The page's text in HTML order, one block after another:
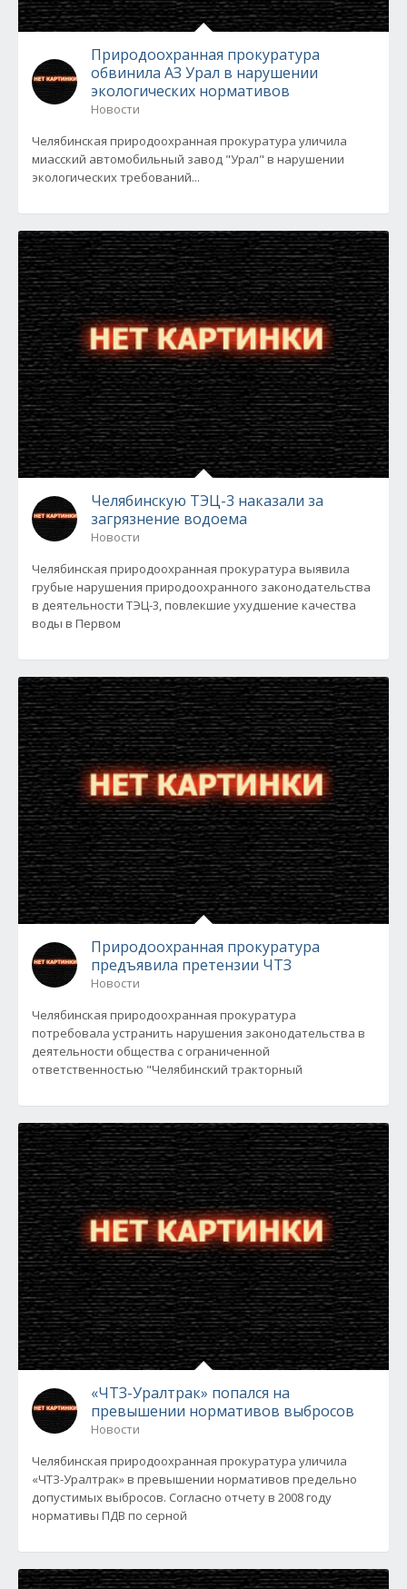
Природоохранная прокуратура
обвинила АЗ Урал в нарушении
экологических нормативов
Новости
Челябинская природоохранная прокуратура уличила
миасский автомобильный завод "Урал" в нарушении
экологических требований...
Челябинскую ТЭЦ-3 наказали за
загрязнение водоема
Новости
Челябинская природоохранная прокуратура выявила
грубые нарушения природоохранного законодательства
в деятельности ТЭЦ-3, повлекшие ухудшение качества
воды в Первом
Природоохранная прокуратура
предъявила претензии ЧТЗ
Новости
Челябинская природоохранная прокуратура
потребовала устранить нарушения законодательства в
деятельности общества с ограниченной
ответственностью "Челябинский тракторный
«ЧТЗ-Уралтрак» попался на
превышении нормативов выбросов
Новости
Челябинская природоохранная прокуратура уличила
«ЧТЗ-Уралтрак» в превышении нормативов предельно
допустимых выбросов. Согласно отчету в 2008 году
нормативы ПДВ по серной